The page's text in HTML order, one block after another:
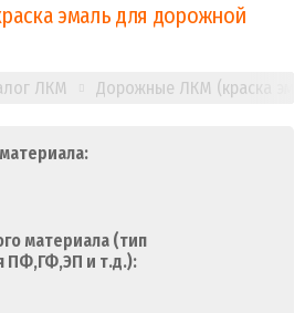
эмаль для дорожной
ЛКМ Дорожные ЛКМ (краска
материала (тип
ПФ,ГФ,ЭП и т.д.):